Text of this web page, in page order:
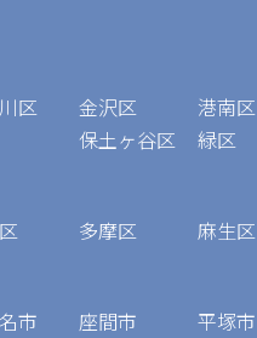
区 金沢区 港南区
保土ヶ谷区 緑区
多摩区 麻生区
市 座間市 平塚市